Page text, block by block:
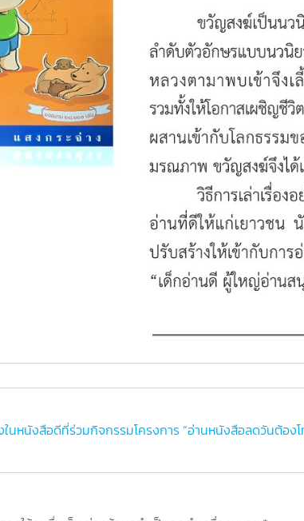
นหนังสือดีที่ร่วมกิจกรรมโครงการ “อ่านหนังสือลดวันต้องโ